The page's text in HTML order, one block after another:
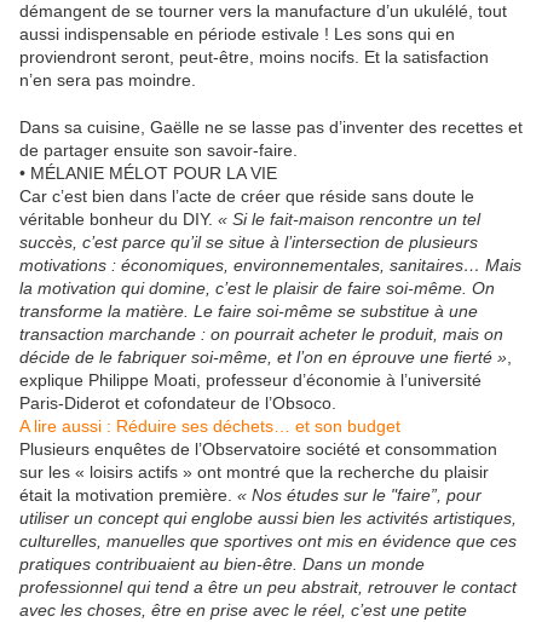
démangent de se tourner vers la manufacture d’un ukulélé, tout
aussi indispensable en période estivale ! Les sons qui en
proviendront seront, peut-être, moins nocifs. Et la satisfaction
n’en sera pas moindre.
Dans sa cuisine, Gaëlle ne se lasse pas d’inventer des recettes et
de partager ensuite son savoir-faire.
• MÉLANIE MÉLOT POUR LA VIE
Car c’est bien dans l’acte de créer que réside sans doute le
véritable bonheur du DIY. « Si le fait-maison rencontre un tel
succès, c’est parce qu’il se situe à l’intersection de plusieurs
motivations : économiques, environnementales, sanitaires… Mais
la motivation qui domine, c’est le plaisir de faire soi-même. On
transforme la matière. Le faire soi-même se substitue à une
transaction marchande : on pourrait acheter le produit, mais on
décide de le fabriquer soi-même, et l’on en éprouve une fierté »
explique Philippe Moati, professeur d’économie à l’université
Paris-Diderot et cofondateur de l’Obsoco.
A lire aussi : Réduire ses déchets… et son budget
Plusieurs enquêtes de l’Observatoire société et consommation
sur les « loisirs actifs » ont montré que la recherche du plaisir
était la motivation première. « Nos études sur le "faire”, pour
utiliser un concept qui englobe aussi bien les activités artistiques,
culturelles, manuelles que sportives ont mis en évidence que ces
pratiques contribuaient au bien-être. Dans un monde
professionnel qui tend a être un peu abstrait, retrouver le contact
avec les choses, être en prise avec le réel, c’est une petite